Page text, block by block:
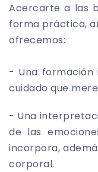
Acercarte a las
forma práctica,
ofrecemos:
- Una formación
cuidado que
- Una
de las
incorpora,
corporal.